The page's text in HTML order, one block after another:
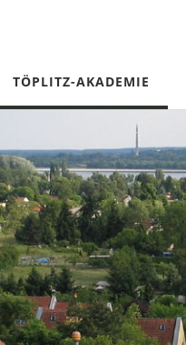
TÖPLITZ-AKADEMIE